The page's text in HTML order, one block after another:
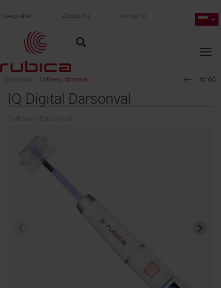
Newsletter Zaloguj się Koszyk 0
jesteś tutaj: Cyfrowy darsonval wróć
IQ Digital Darsonval
Cyfrowy darsonval